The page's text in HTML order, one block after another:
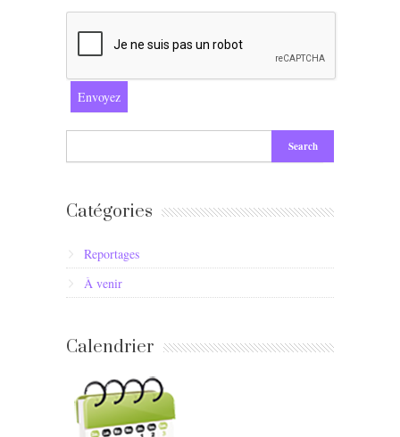
Catégories
Reportages
À venir
Calendrier